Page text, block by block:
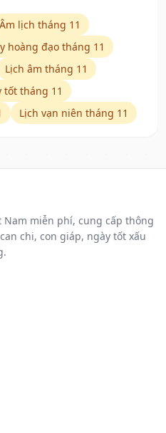
Âm lịch tháng 11
hoàng đạo tháng 11
Lịch âm tháng 11
tốt tháng 11
Lịch vạn niên tháng 11
miễn phí, cung cấp thông
chi, con giáp, ngày tốt xấu